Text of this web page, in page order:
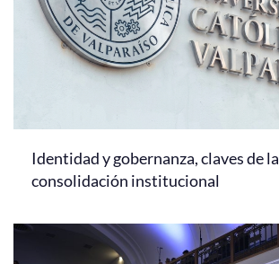
Identidad y gobernanza, claves de la
consolidación institucional